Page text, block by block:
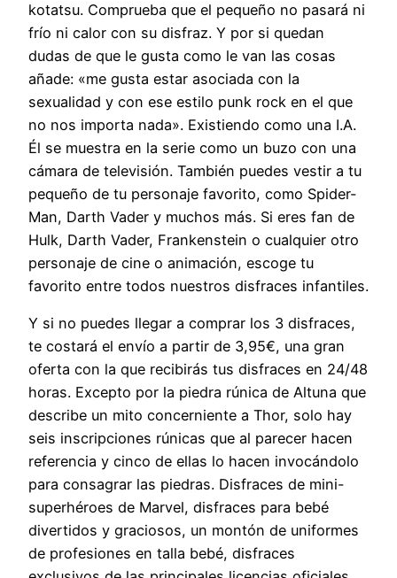
kotatsu. Comprueba que el pequeño no pasará ni
frío ni calor con su disfraz. Y por si quedan
dudas de que le gusta como le van las cosas
añade: «me gusta estar asociada con la
sexualidad y con ese estilo punk rock en el que
no nos importa nada». Existiendo como una I.A.
Él se muestra en la serie como un buzo con una
cámara de televisión. También puedes vestir a tu
pequeño de tu personaje favorito, como Spider-
Man, Darth Vader y muchos más. Si eres fan de
Hulk, Darth Vader, Frankenstein o cualquier otro
personaje de cine o animación, escoge tu
favorito entre todos nuestros disfraces infantiles.
Y si no puedes llegar a comprar los 3 disfraces,
te costará el envío a partir de 3,95€, una gran
oferta con la que recibirás tus disfraces en 24/48
horas. Excepto por la piedra rúnica de Altuna que
describe un mito concerniente a Thor, solo hay
seis inscripciones rúnicas que al parecer hacen
referencia y cinco de ellas lo hacen invocándolo
para consagrar las piedras. Disfraces de mini-
superhéroes de Marvel, disfraces para bebé
divertidos y graciosos, un montón de uniformes
de profesiones en talla bebé, disfraces